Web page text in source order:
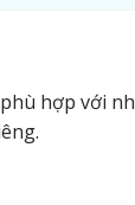
hợp với